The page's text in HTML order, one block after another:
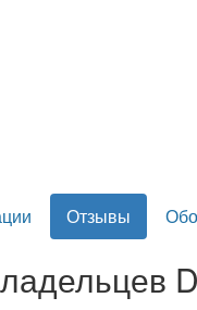
Отзывы